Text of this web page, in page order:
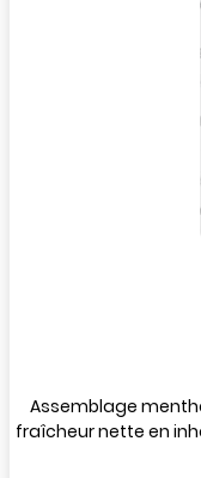
Assemblage
fraîcheur nette en